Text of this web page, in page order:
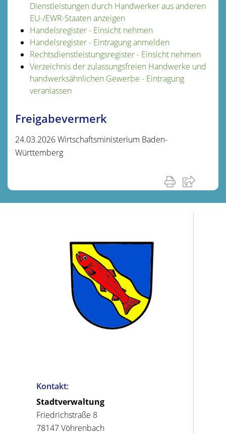
Dienstleistungen durch Handwerker aus anderen
EU-/EWR-Staaten anzeigen
Handelsregister - Einsicht nehmen
Handelsregister - Eintragung anmelden
Rechtsdienstleistungsregister - Einsicht nehmen
Verzeichnis der zulassungsfreien Handwerke und
handwerksähnlichen Gewerbe - Eintragung
veranlassen
Freigabevermerk
24.03.2026 Wirtschaftsministerium Baden-
Württemberg
Kontakt:
Stadtverwaltung
Friedrichstraße 8
78147 Vöhrenbach